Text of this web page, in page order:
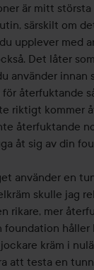
är mitt
särskilt om
upplever med
Det låter
använder innan
återfuktande
riktigt kommer
återfuktande
åt sig av din
använder en
skulle jag
rikare, mer
foundation håller
kräm i
att testa en